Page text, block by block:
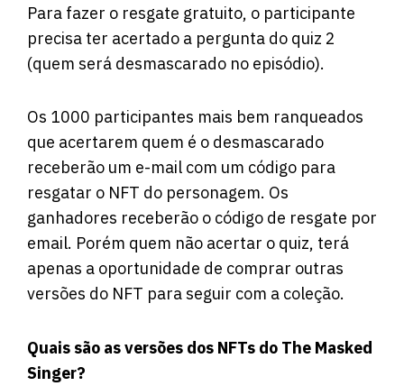
Para fazer o resgate gratuito, o participante
precisa ter acertado a pergunta do quiz 2
(quem será desmascarado no episódio).
Os 1000 participantes mais bem ranqueados
que acertarem quem é o desmascarado
receberão um e-mail com um código para
resgatar o NFT do personagem. Os
ganhadores receberão o código de resgate por
email. Porém quem não acertar o quiz, terá
apenas a oportunidade de comprar outras
versões do NFT para seguir com a coleção.
Quais são as versões dos NFTs do The Masked
Singer?